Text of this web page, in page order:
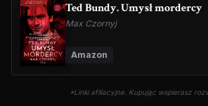
Ted Bundy. Umysł mordercy
Max Czornyj
Amazon
*Linki afiliacyjne. Kupując wspierasz